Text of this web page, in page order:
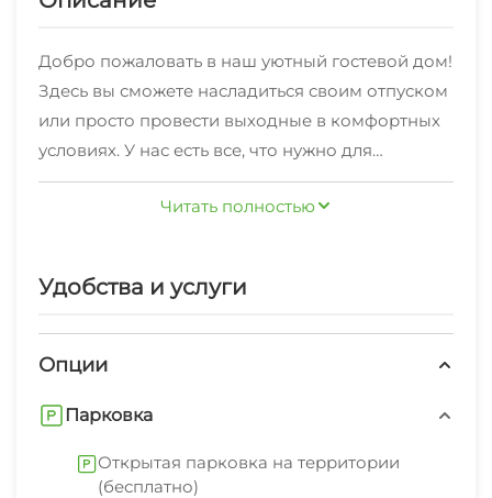
Добро пожаловать в наш уютный гостевой дом!
Здесь вы сможете насладиться своим отпуском
или просто провести выходные в комфортных
условиях. У нас есть все, что нужно для
полноценного и приятного отдыха. В каждом
номере есть двуспальные кровати и мягкая
кондиционером и телевизором. В номере
путешествующим с домашними питомцами.
в нашем гостеприимном доме. На территории
отлично провести время. Кроме того, можно
Читать полностью
Удобства и услуги
Опции
Парковка
Открытая парковка на территории
(бесплатно)